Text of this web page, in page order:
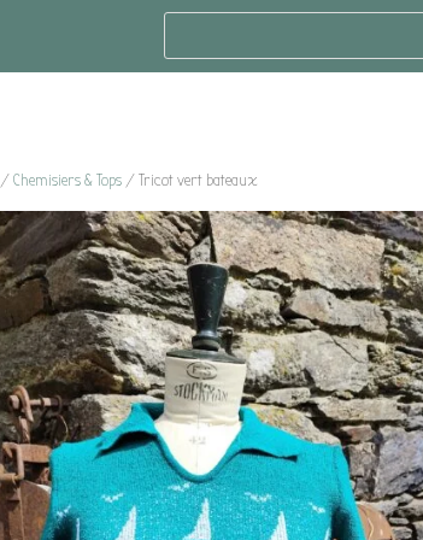
/Chemisiers & Tops / Tricot vert bateaux